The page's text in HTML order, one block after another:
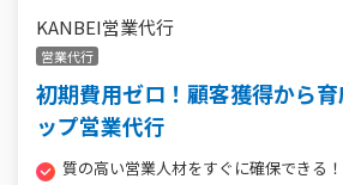
KANBEI営業代行
営業代行
初期費用ゼロ！顧客獲得から
ップ営業代行
質の高い営業人材をすぐに確保できる！